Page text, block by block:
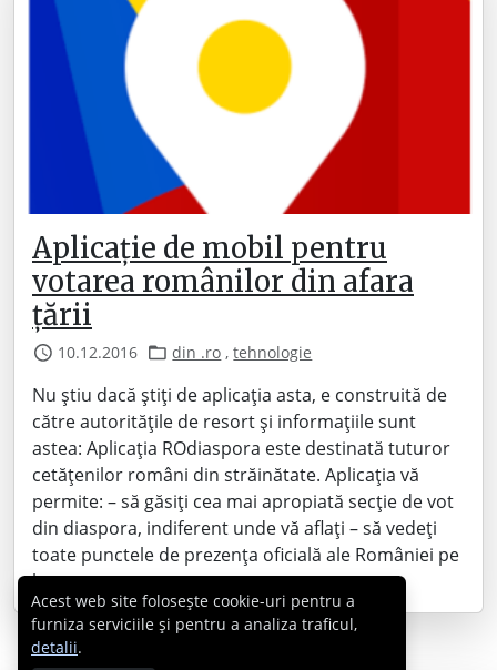
Aplicație de mobil pentru
votarea românilor din afara
țării
10.12.2016 din .ro ,tehnologie
Nu știu dacă știți de aplicația asta, e construită de
către autoritățile de resort și informațiile sunt
astea: Aplicația ROdiaspora este destinată tuturor
cetățenilor români din străinătate. Aplicația vă
permite: – să găsiți cea mai apropiată secție de vot
din diaspora, indiferent unde vă aflați – să vedeți
toate punctele de prezența oficială ale României pe
harta…
Acest web site folosește cookie-uri pentru a
furniza serviciile și pentru a analiza traficul,
detalii.